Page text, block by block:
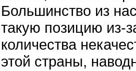
Большинство из
такую позицию из-
количества
этой страны,